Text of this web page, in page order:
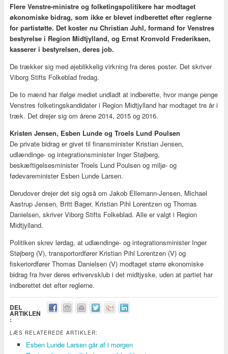
Flere Venstre-ministre og folketingspolitikere har modtaget
økonomiske bidrag, som ikke er blevet indberettet efter reglerne
for partistøtte. Det koster nu Christian Juhl, formand for Venstres
bestyrelse i Region Midtjylland, og Ernst Kronvold Frederiksen,
kasserer i bestyrelsen, deres job.
De trækker sig med øjeblikkelig virkning fra deres poster. Det skriver
Viborg Stifts Folkeblad fredag.
De to mænd har ifølge mediet undladt at indberette, hvor mange penge
Venstres folketingskandidater i Region Midtjylland har modtaget tre år i
træk. Det drejer sig om årene 2014, 2015 og 2016.
Kristen Jensen, Esben Lunde og Troels Lund Poulsen
De private bidrag er givet til finansminister Kristian Jensen,
udlændinge- og integrationsminister Inger Støjberg,
beskæftigelsesminister Troels Lund Poulsen og miljø- og
fødevareminister Esben Lunde Larsen.
Derudover drejer det sig også om Jakob Ellemann-Jensen, Michael
Aastrup Jensen, Britt Bager, Kristian Pihl Lorentzen og Thomas
Danielsen, skriver Viborg Stifts Folkeblad. Alle er valgt i Region
Midtjylland.
Politiken skrev lørdag, at udlændinge- og integrationsminister Inger
Støjberg (V), transportordfører Kristian Pihl Lorentzen (V) og
fiskeriordfører Thomas Danielsen (V) modtaget større økonomiske
bidrag fra hver deres erhvervsklub i det midtjyske, uden at partiet har
indberettet det efter reglerne.
DEL
ARTIKLEN
:
LÆS RELATEREDE ARTIKLER:
Esben Lunde Larsen går af i morgen